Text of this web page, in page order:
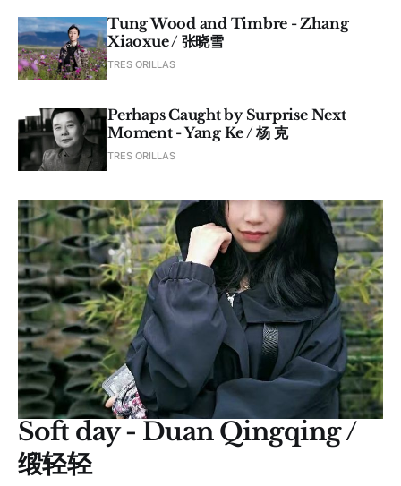
Tung Wood and Timbre - Zhang
Xiaoxue / 张晓雪
TRES ORILLAS
Perhaps Caught by Surprise Next
Moment - Yang Ke / 杨 克
TRES ORILLAS
Soft day - Duan Qingqing /
缎轻轻